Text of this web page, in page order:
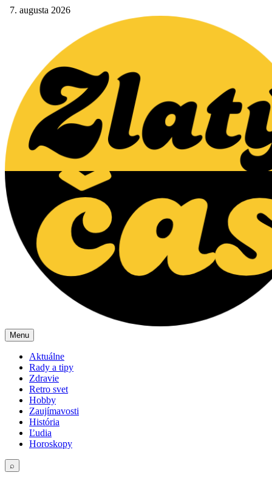
7. augusta 2026
Menu
Aktuálne
Rady a tipy
Zdravie
Retro svet
Hobby
Zaujímavosti
História
Ľudia
Horoskopy
⌕